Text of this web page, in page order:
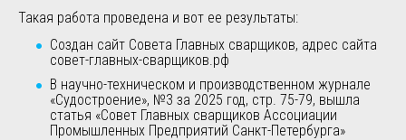
Такая работа проведена и вот ее результаты:
Создан сайт Совета Главных сварщиков, адрес сайта
совет-главных-сварщиков.рф
В научно-техническом и производственном журнале
«Судостроение», №3 за 2025 год, стр. 75-79, вышла
статья «Совет Главных сварщиков Ассоциации
Промышленных Предприятий Санкт-Петербурга»